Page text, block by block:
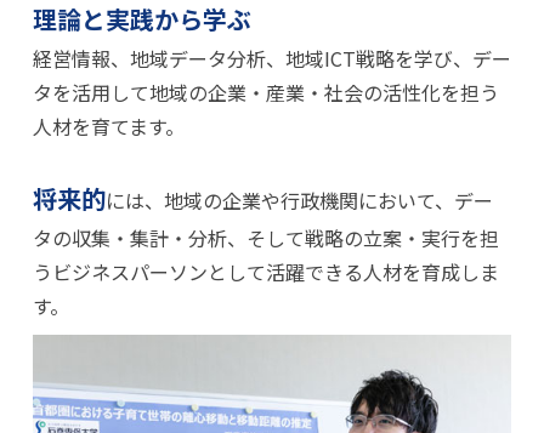
理論と実践から学ぶ
経営情報、地域データ分析、地域ICT戦略を学び、デー
タを活用して地域の企業・産業・社会の活性化を担う
人材を育てます。
将来的には、地域の企業や行政機関において、デー
タの収集・集計・分析、そして戦略の立案・実行を担
うビジネスパーソンとして活躍できる人材を育成しま
す。